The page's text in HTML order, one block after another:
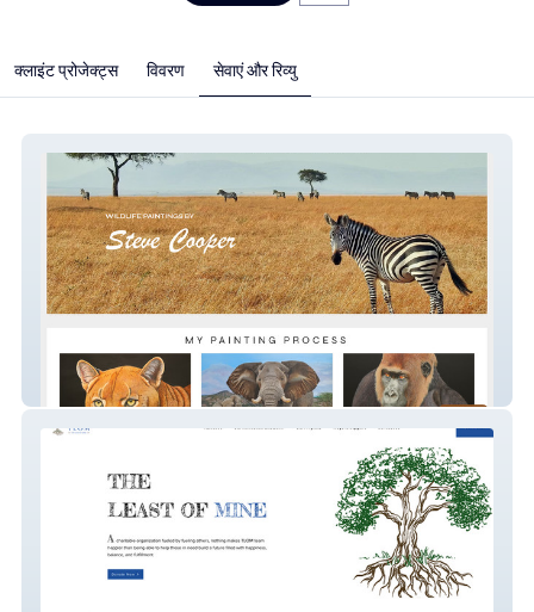
क्लाइंट प्रोजेक्ट्स विवरण सेवाएं और रिव्यु
Wildlife Art